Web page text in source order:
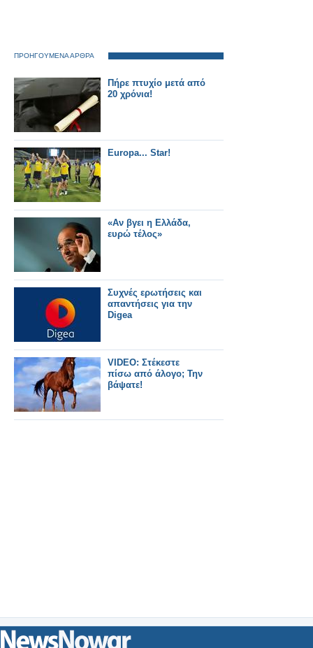
ΠΡΟΗΓΟΥΜΕΝΑ ΑΡΘΡΑ
Πήρε πτυχίο μετά από
20 χρόνια!
Europa... Star!
«Αν βγει η Ελλάδα,
ευρώ τέλος»
Συχνές ερωτήσεις και
απαντήσεις για την
Digea
VIDEO: Στέκεστε
πίσω από άλογο; Την
βάψατε!